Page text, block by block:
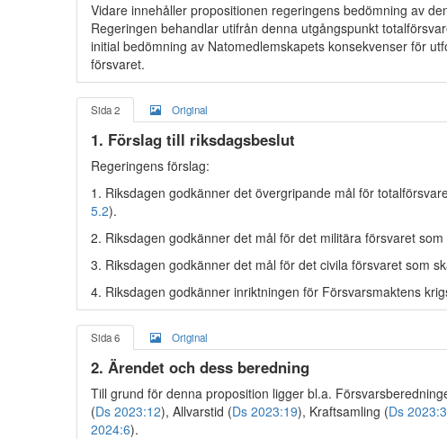
Vidare innehåller propositionen regeringens bedömning av
Regeringen behandlar utifrån denna utgångspunkt
initial bedömning av Natomedlemskapets konsekvenser för
försvaret.
Sida 2 Original
1. Förslag till riksdagsbeslut
Regeringens förslag:
1. Riksdagen godkänner det övergripande mål för
5.2).
2. Riksdagen godkänner det mål för det militära försvaret
3. Riksdagen godkänner det mål för det civila försvaret som
4. Riksdagen godkänner inriktningen för Försvarsmaktens
Sida 6 Original
2. Ärendet och dess beredning
Till grund för denna proposition ligger bl.a.
(Ds 2023:12), Allvarstid (Ds 2023:19), Kraftsamling (Ds
2024:6).